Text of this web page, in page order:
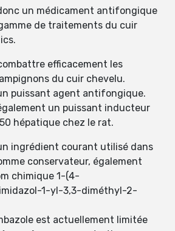
un médicament antifongique
de traitements du cuir
efficacement les
du cuir chevelu.
puissant agent antifongique.
un puissant inducteur
hépatique chez le rat.
ingrédient courant utilisé dans
conservateur, également
chimique 1-(4-
1-yl-3,3-diméthyl-2-
est actuellement limitée